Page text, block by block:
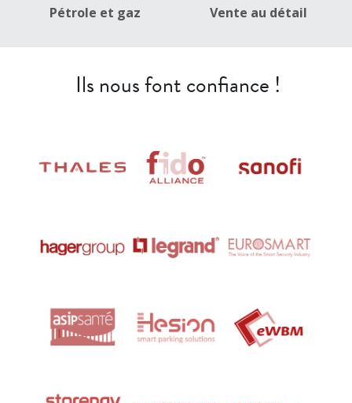
Pétrole et gaz Vente au détail
Ils nous font confiance !